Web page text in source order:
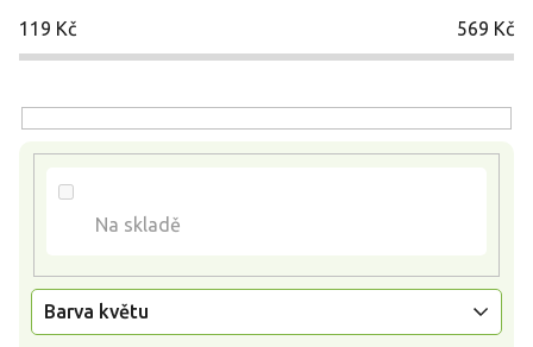
119 Kč 569 Kč
Na skladě
Barva květu
p
u